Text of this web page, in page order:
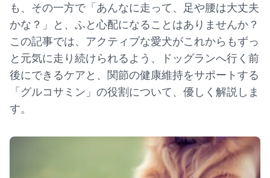
も、その一方で「あんなに走って、足や腰は大丈夫
かな？」と、ふと心配になることはありませんか？
この記事では、アクティブな愛犬がこれからもずっ
と元気に走り続けられるよう、ドッグランへ行く前
後にできるケアと、関節の健康維持をサポートする
「グルコサミン」の役割について、優しく解説しま
す。